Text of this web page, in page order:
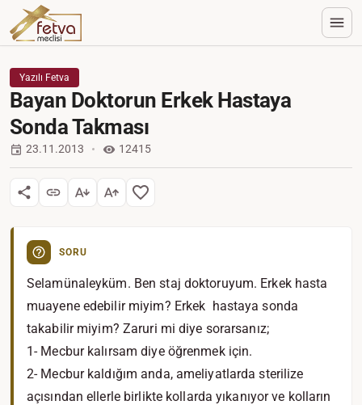
Yazılı Fetva
Bayan Doktorun Erkek Hastaya
Sonda Takması
23.11.2013 12415
SORU
Selamünaleyküm. Ben staj doktoruyum. Erkek hasta
muayene edebilir miyim? Erkek hastaya sonda
takabilir miyim? Zaruri mi diye sorarsanız;
1- Mecbur kalırsam diye öğrenmek için.
2- Mecbur kaldığım anda, ameliyatlarda sterilize
açısından ellerle birlikte kollarda yıkanıyor ve kolların